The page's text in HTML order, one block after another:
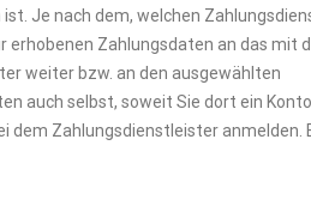
Je nach dem, welchen
erhobenen Zahlungsdaten an das mit
weiter bzw. an den ausgewählten
auch selbst, soweit Sie dort ein Konto
dem Zahlungsdienstleister anmelden.